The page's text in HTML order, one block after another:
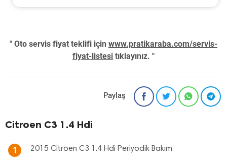
" Oto servis fiyat teklifi için www.pratikaraba.com/servis-
fiyat-listesi tıklayınız. "
Paylaş
Citroen C3 1.4 Hdi
1 2015 Citroen C3 1.4 Hdi Periyodik Bakım